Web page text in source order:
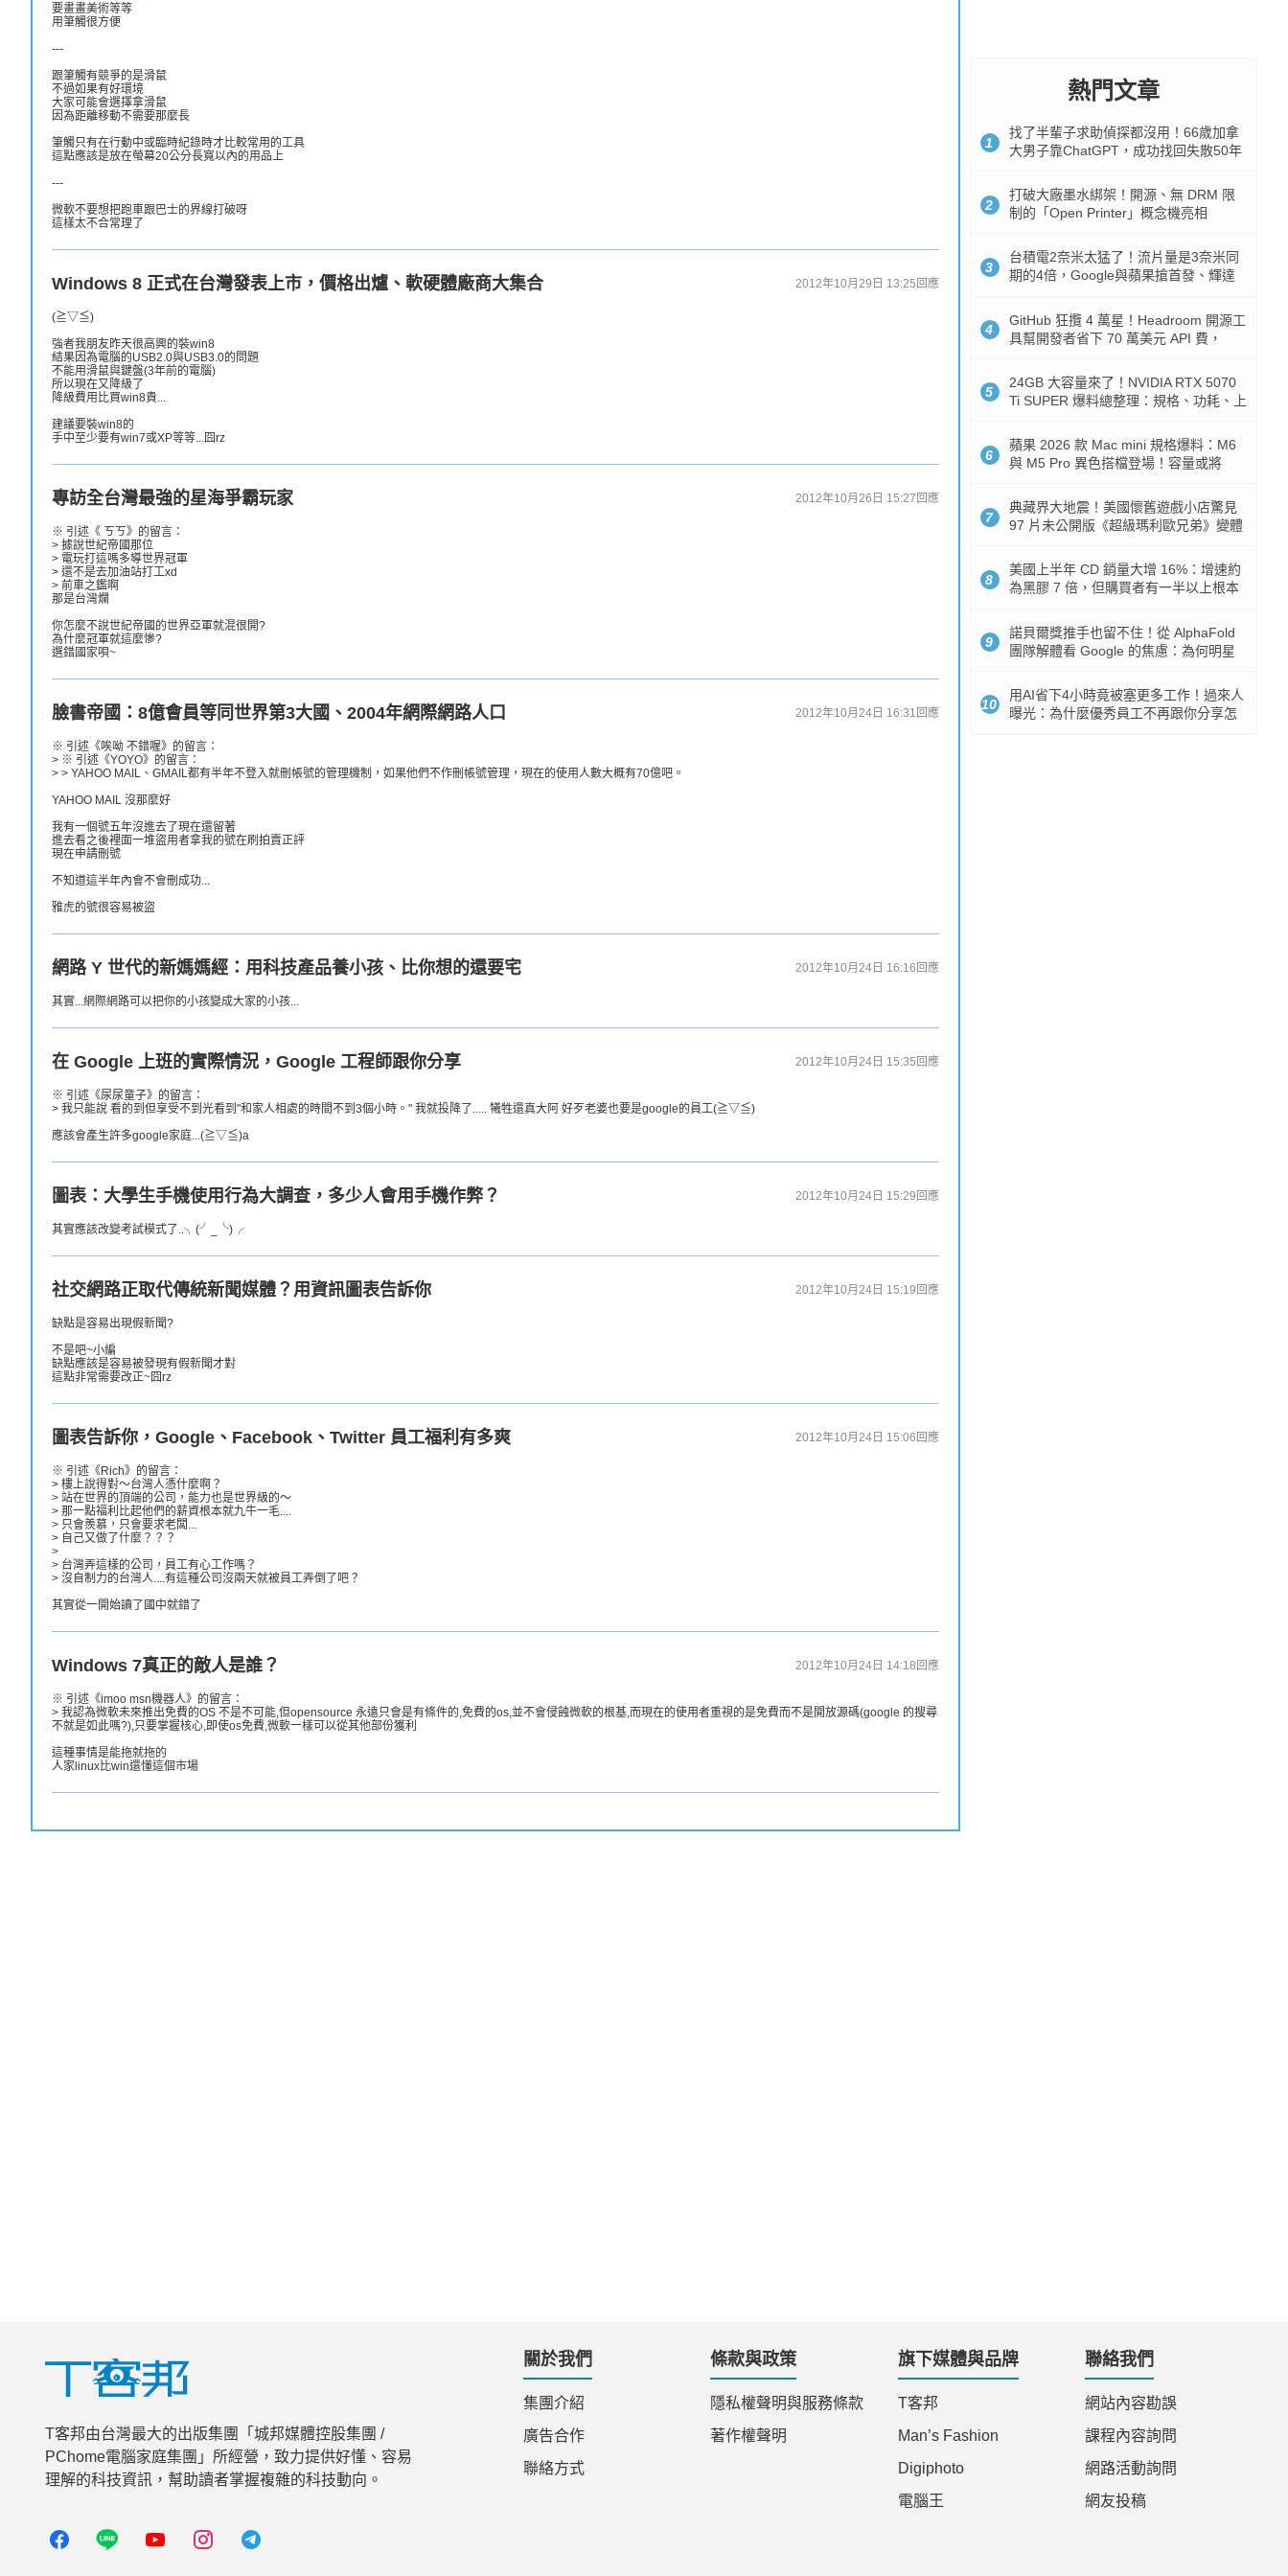
要畫畫美術等等
用筆觸很方便
---
跟筆觸有競爭的是滑鼠
不過如果有好環境
大家可能會選擇拿滑鼠
因為距離移動不需要那麼長
筆觸只有在行動中或臨時紀錄時才比較常用的工具
這點應該是放在螢幕20公分長寬以內的用品上
---
微軟不要想把跑車跟巴士的界線打破呀
這樣太不合常理了
Windows 8 正式在台灣發表上市，價格出爐、軟硬體廠商大集合 2012年10月29日 13:25 回應
(≧▽≦)
強者我朋友昨天很高興的裝win8
結果因為電腦的USB2.0與USB3.0的問題
不能用滑鼠與鍵盤(3年前的電腦)
所以現在又降級了
降級費用比買win8貴...
建議要裝win8的
手中至少要有win7或XP等等...囧rz
專訪全台灣最強的星海爭霸玩家 2012年10月26日 15:27 回應
※ 引述《 ㄎㄎ》的留言：
> 據說世紀帝國那位
> 電玩打這嗎多導世界冠軍
> 還不是去加油站打工xd
> 前車之鑑啊
那是台灣爛
你怎麼不說世紀帝國的世界亞軍就混很開?
為什麼冠軍就這麼慘?
選錯國家唄~
臉書帝國：8億會員等同世界第3大國、2004年網際網路人口 2012年10月24日 16:31 回應
※ 引述《唉呦 不錯喔》的留言：
> ※ 引述《YOYO》的留言：
> > YAHOO MAIL、GMAIL都有半年不登入就刪帳號的管理機制，如果他們不作刪帳號管理，現在的使用人數大概有70億吧。
YAHOO MAIL 沒那麼好
我有一個號五年沒進去了現在還留著
進去看之後裡面一堆盜用者拿我的號在刷拍賣正評
現在申請刪號
不知道這半年內會不會刪成功...
雅虎的號很容易被盜
網路 Y 世代的新媽媽經：用科技產品養小孩、比你想的還要宅 2012年10月24日 16:16 回應
其實...網際網路可以把你的小孩變成大家的小孩...
在 Google 上班的實際情況，Google 工程師跟你分享 2012年10月24日 15:35 回應
※ 引述《尿尿童子》的留言：
> 我只能說 看的到但享受不到光看到"和家人相處的時間不到3個小時。" 我就投降了..... 犧牲還真大阿 好歹老婆也要是google的員工(≧▽≦)
應該會產生許多google家庭...(≧▽≦)a
圖表：大學生手機使用行為大調查，多少人會用手機作弊？ 2012年10月24日 15:29 回應
其實應該改變考試模式了..╮(╯_╰)╭
社交網路正取代傳統新聞媒體？用資訊圖表告訴你 2012年10月24日 15:19 回應
缺點是容易出現假新聞?
不是吧~小編
缺點應該是容易被發現有假新聞才對
這點非常需要改正~囧rz
圖表告訴你，Google、Facebook、Twitter 員工福利有多爽 2012年10月24日 15:06 回應
※ 引述《Rich》的留言：
> 樓上說得對～台灣人憑什麼啊？
> 站在世界的頂端的公司，能力也是世界級的～
> 那一點福利比起他們的薪資根本就九牛一毛....
> 只會羨慕，只會要求老闆...
> 自己又做了什麼？？？
>
> 台灣弄這樣的公司，員工有心工作嗎？
> 沒自制力的台灣人....有這種公司沒兩天就被員工弄倒了吧？
其實從一開始讀了國中就錯了
Windows 7真正的敵人是誰？ 2012年10月24日 14:18 回應
※ 引述《imoo msn機器人》的留言：
> 我認為微軟未來推出免費的OS 不是不可能,但opensource 永遠只會是有條件的,免費的os,並不會侵蝕微軟的根基,而現在的使用者重視的是免費而不是開放源碼(google 的搜尋
不就是如此嗎?),只要掌握核心,即使os免費,微軟一樣可以從其他部份獲利
這種事情是能拖就拖的
人家linux比win還懂這個市場
熱門文章
1
找了半輩子求助偵探都沒用！66歲加拿
大男子靠ChatGPT，成功找回失散50年
2
打破大廠墨水綁架！開源、無 DRM 限
制的「Open Printer」概念機亮相
3
台積電2奈米太猛了！流片量是3奈米同
期的4倍，Google與蘋果搶首發、輝達
4
GitHub 狂攬 4 萬星！Headroom 開源工
具幫開發者省下 70 萬美元 API 費，
5
24GB 大容量來了！NVIDIA RTX 5070
Ti SUPER 爆料總整理：規格、功耗、上
6
蘋果 2026 款 Mac mini 規格爆料：M6
與 M5 Pro 異色搭檔登場！容量或將
7
典藏界大地震！美國懷舊遊戲小店驚見
97 片未公開版《超級瑪利歐兄弟》變體
8
美國上半年 CD 銷量大增 16%：增速約
為黑膠 7 倍，但購買者有一半以上根本
9
諾貝爾獎推手也留不住！從 AlphaFold
團隊解體看 Google 的焦慮：為何明星
10
用AI省下4小時竟被塞更多工作！過來人
曝光：為什麼優秀員工不再跟你分享怎
T客邦由台灣最大的出版集團「城邦媒體控股集團 /
PChome電腦家庭集團」所經營，致力提供好懂、容易
理解的科技資訊，幫助讀者掌握複雜的科技動向。
關於我們
集團介紹
廣告合作
聯絡方式
條款與政策
隱私權聲明與服務條款
著作權聲明
旗下媒體與品牌
T客邦
Man’s Fashion
Digiphoto
電腦王
聯絡我們
網站內容勘誤
課程內容詢問
網路活動詢問
網友投稿